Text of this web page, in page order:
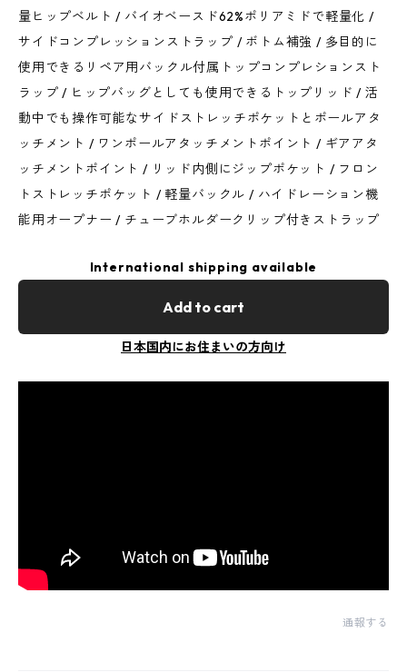
量ヒップベルト / バイオベースド62%ポリアミドで軽量化 /
サイドコンプレッションストラップ / ボトム補強 / 多目的に
使用できるリペア用バックル付属トップコンプレションスト
ラップ / ヒップバッグとしても使用できるトップリッド / 活
動中でも操作可能なサイドストレッチポケットとポールアタ
ッチメント / ワンポールアタッチメントポイント / ギアアタ
ッチメントポイント / リッド内側にジップポケット / フロン
トストレッチポケット / 軽量バックル / ハイドレーション機
能用オープナー / チューブホルダークリップ付きストラップ
International shipping available
Add to cart
日本国内にお住まいの方向け
通報する